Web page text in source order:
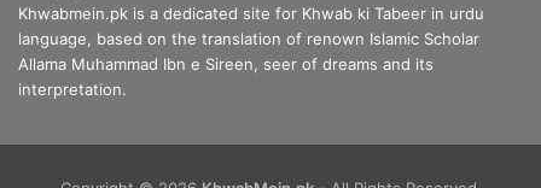
Khwabmein.pk is a dedicated site for Khwab ki Tabeer in urdu
language, based on the translation of renown Islamic Scholar
Allama Muhammad Ibn e Sireen, seer of dreams and its
interpretation.